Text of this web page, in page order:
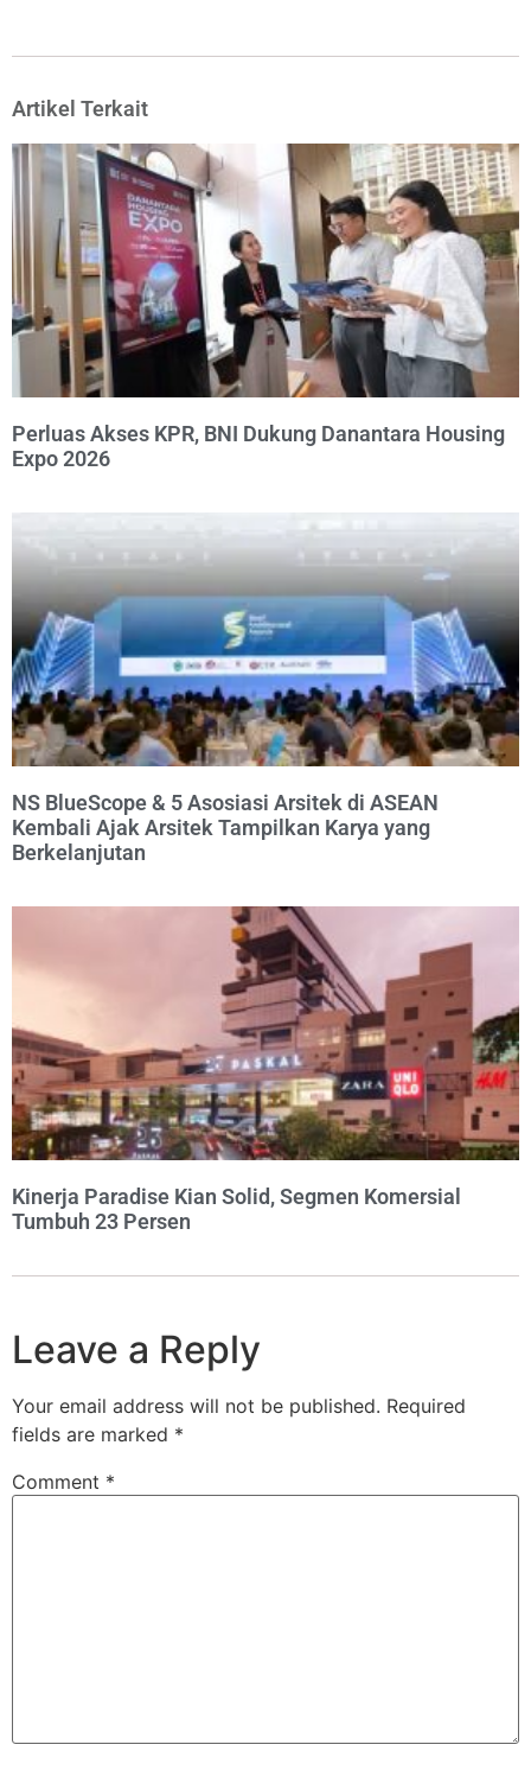
Artikel Terkait
Perluas Akses KPR, BNI Dukung Danantara Housing
Expo 2026
NS BlueScope & 5 Asosiasi Arsitek di ASEAN
Kembali Ajak Arsitek Tampilkan Karya yang
Berkelanjutan
Kinerja Paradise Kian Solid, Segmen Komersial
Tumbuh 23 Persen
Leave a Reply
Your email address will not be published. Required
fields are marked *
Comment *